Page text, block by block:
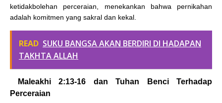
ketidakbolehan perceraian, menekankan bahwa pernikahan
adalah komitmen yang sakral dan kekal.
READ SUKU BANGSA AKAN BERDIRI DI HADAPAN
TAKHTA ALLAH
Maleakhi 2:13-16 dan Tuhan Benci Terhadap
Perceraian